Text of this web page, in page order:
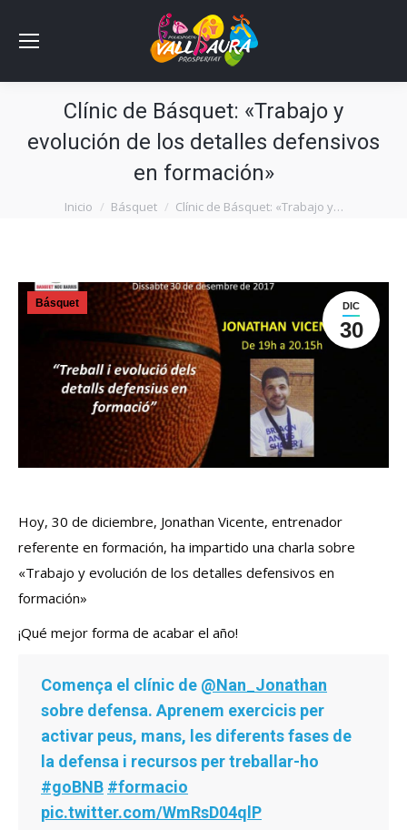
Clínic de Básquet: «Trabajo y
evolución de los detalles defensivos
en formación»
Estás aquí:
Inicio Básquet Clínic de Básquet: «Trabajo y…
DIC
30
Básquet
Hoy, 30 de diciembre, Jonathan Vicente, entrenador
referente en formación, ha impartido una charla sobre
«Trabajo y evolución de los detalles defensivos en
formación»
¡Qué mejor forma de acabar el año!
Comença el clínic de @Nan_Jonathan
sobre defensa. Aprenem exercicis per
activar peus, mans, les diferents fases de
la defensa i recursos per treballar-ho
#goBNB #formacio
pic.twitter.com/WmRsD04qlP